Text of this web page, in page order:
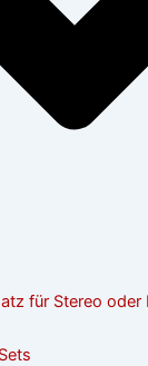
für Stereo oder